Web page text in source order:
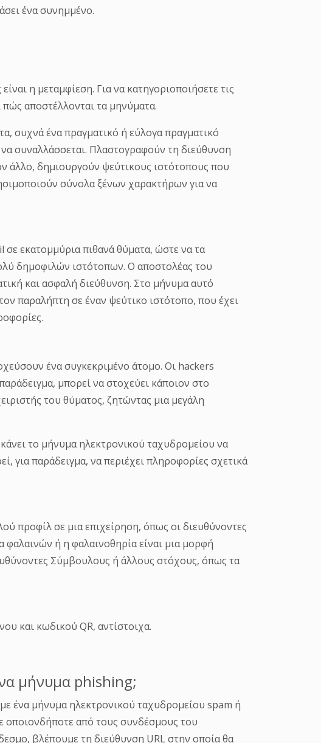
ένα συνημμένο.
η μεταμφίεση. Για να κατηγοριοποιήσετε τις
αποστέλλονται τα μηνύματα.
συχνά ένα πραγματικό ή εύλογα πραγματικό
άλλο, δημιουργούν ψεύτικους ιστότοπους που
σύνολα ξένων χαρακτήρων για να
εκατομμύρια πιθανά θύματα, ώστε να τα
και ασφαλή διεύθυνση. Στο μήνυμα αυτό
παραλήπτη σε έναν ψεύτικο ιστότοπο, που έχει
ένα συγκεκριμένο άτομο. Οι hackers
του θύματος, ζητώντας μια μεγάλη
το μήνυμα ηλεκτρονικού ταχυδρομείου να
προφίλ σε μια επιχείρηση, όπως οι διευθύνοντες
Σύμβουλους ή άλλους στόχους, όπως τα
και κωδικού QR, αντίστοιχα.
ένα μήνυμα ηλεκτρονικού ταχυδρομείου spam ή
οποιονδήποτε από τους συνδέσμους του
βλέπουμε τη διεύθυνση URL στην οποία θα
μην κάνετε κλικ.